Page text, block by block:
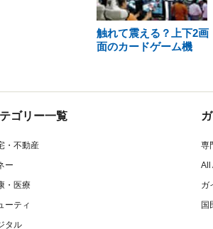
触れて震える？上下2画
面のカードゲーム機
ゴリー一覧
・不動産
ー
・医療
ーティ
タル
専
All
ガ
国